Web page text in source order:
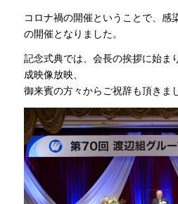
コロナ禍の開催ということで、感
の開催となりました。
記念式典では、会長の挨拶に始ま
成映像放映、
御来賓の方々からご祝辞も頂きま